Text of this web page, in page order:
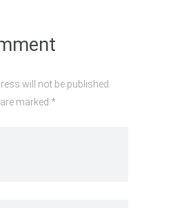
will not be published.
marked *